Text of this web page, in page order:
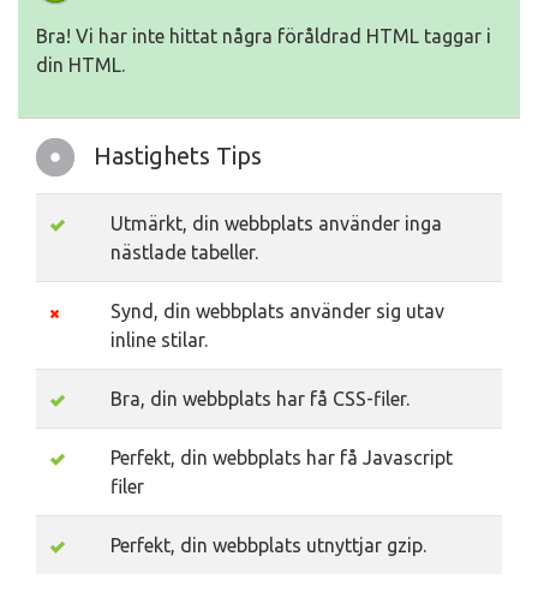
Bra! Vi har inte hittat några föråldrad HTML taggar i
din HTML.
Hastighets Tips
Utmärkt, din webbplats använder inga
nästlade tabeller.
Synd, din webbplats använder sig utav
inline stilar.
Bra, din webbplats har få CSS-filer.
Perfekt, din webbplats har få Javascript
filer
Perfekt, din webbplats utnyttjar gzip.